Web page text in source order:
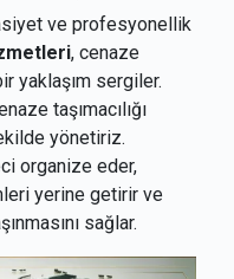
ve profesyonellik
, cenaze
yaklaşım sergiler.
taşımacılığı
yönetiriz.
organize eder,
yerine getirir ve
sağlar.